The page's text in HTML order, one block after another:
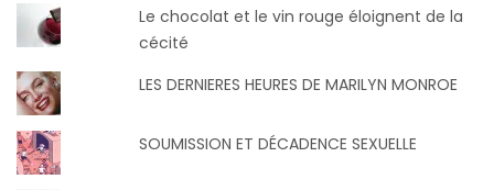
Le chocolat et le vin rouge éloignent de la
cécité
LES DERNIERES HEURES DE MARILYN MONROE
SOUMISSION ET DÉCADENCE SEXUELLE